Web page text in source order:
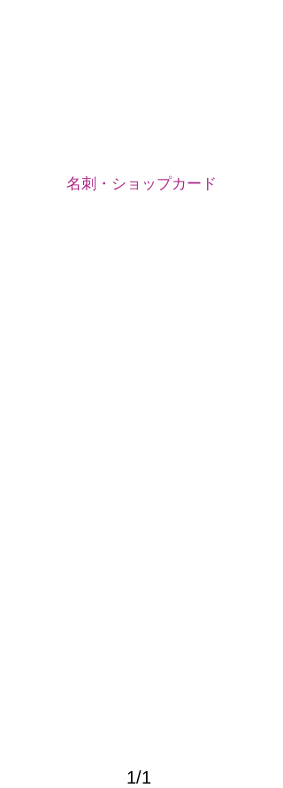
名刺・ショップカード
1/1